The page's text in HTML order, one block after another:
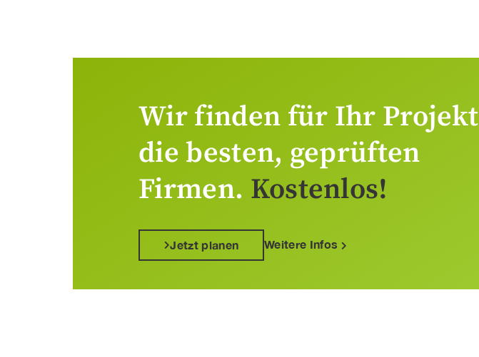
Wir finden für Ihr Projekt
die besten, geprüften
Firmen. Kostenlos!
Jetzt planen Weitere Infos